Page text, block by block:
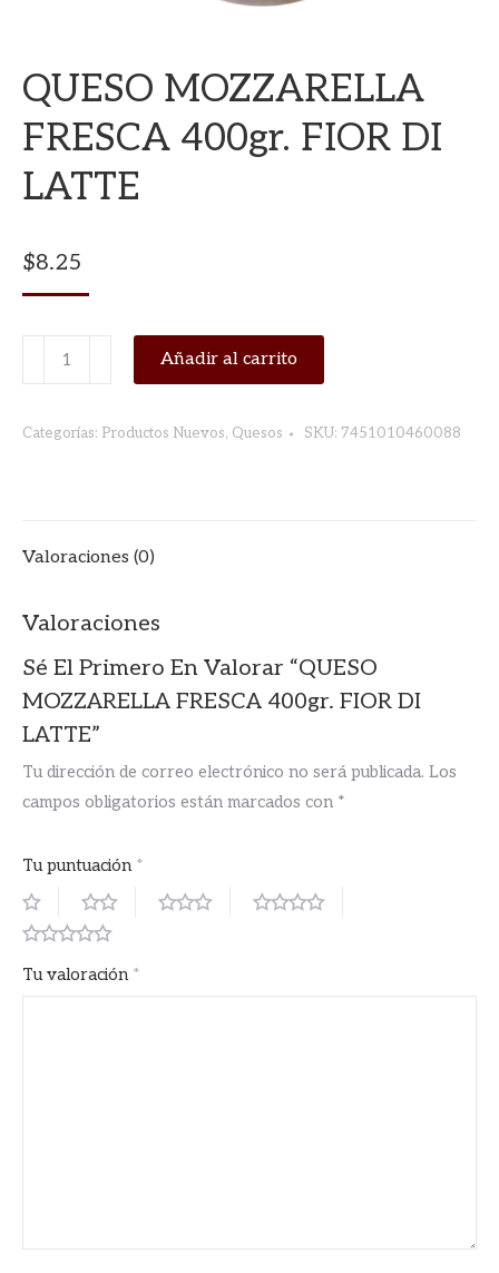
QUESO MOZZARELLA
FRESCA 400gr. FIOR DI
LATTE
$8.25
QUESO
MOZZARELLA
400gr.
cantidad
Añadir al carrito
Categorías: Productos Nuevos, Quesos SKU: 7451010460088
Valoraciones (0)
Valoraciones
Sé El Primero En Valorar “QUESO
MOZZARELLA FRESCA 400gr. FIOR DI
LATTE”
Tu dirección de correo electrónico no será publicada. Los
campos obligatorios están marcados con *
Tu puntuación *
Tu valoración *